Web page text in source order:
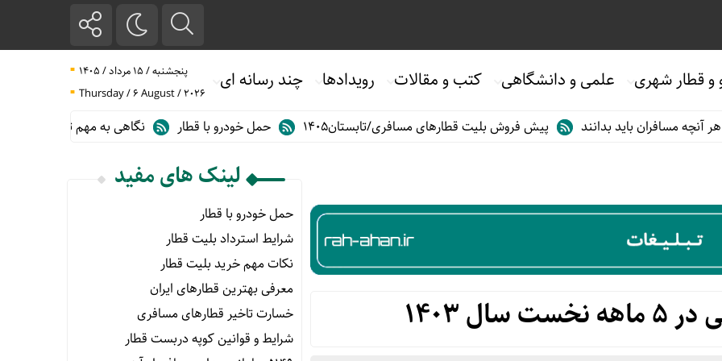
و قطار شهری علمی و دانشگاهی کتب و مقالات رویدادها چند رسانه ای
پنجشنبه / ۱۵ مرداد / ۱۴۰۵
Thursday / 6 August / 2026
باید بدانند پیش فروش بلیت قطارهای مسافری/تابستان۱۴۰۵ حمل خودرو با قطار
نگاهی به مهم ترین آمارهای حمل و نقل ریلی در
۱۴۰۳
لینک های مفید
حمل خودرو با قطار
شرایط استرداد بلیت قطار
نکات مهم خرید بلیت قطار
معرفی بهترین قطارهای ایران
خسارت تاخیر قطارهای مسافری
شرایط و قوانین کوپه دربست قطار